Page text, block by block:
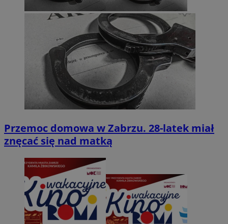
Przemoc domowa w Zabrzu. 28-latek miał
znęcać się nad matką